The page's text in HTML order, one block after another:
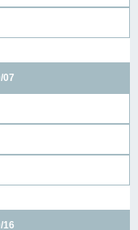
07
16